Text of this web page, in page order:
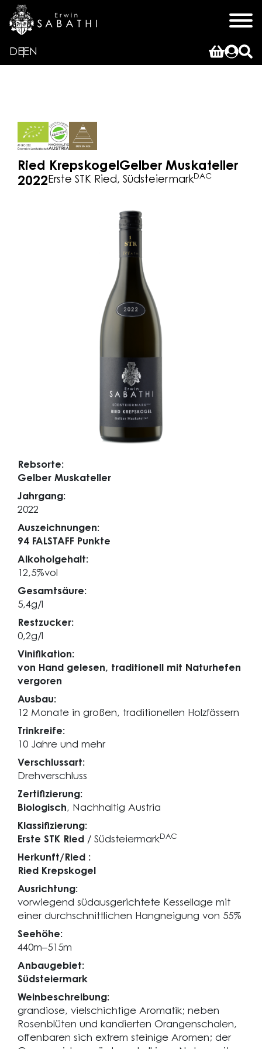
DEEN
Ried KrepskogelGelber Muskateller
2022Erste STK Ried, SüdsteiermarkDAC
Rebsorte:
Gelber Muskateller
Jahrgang:
2022
Auszeichnungen:
94 FALSTAFF Punkte
Alkoholgehalt:
12,5%vol
Gesamtsäure:
5,4g/l
Restzucker:
0,2g/l
Vinifikation:
von Hand gelesen, traditionell mit Naturhefen
vergoren
Ausbau:
12 Monate in großen, traditionellen Holzfässern
Trinkreife:
10 Jahre und mehr
Verschlussart:
Drehverschluss
Zertifizierung:
Biologisch, Nachhaltig Austria
Klassifizierung:
Erste STK Ried / SüdsteiermarkDAC
Herkunft/Ried :
Ried Krepskogel
Ausrichtung:
vorwiegend südausgerichtete Kessellage mit
einer durchschnittlichen Hangneigung von 55%
Seehöhe:
440m–515m
Anbaugebiet:
Südsteiermark
Weinbeschreibung:
grandiose, vielschichtige Aromatik; neben
Rosenblüten und kandierten Orangenschalen,
offenbaren sich extrem steinige Aromen; der